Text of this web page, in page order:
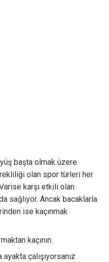
başta olmak üzere
olan spor türleri her
karşı etkili olan
sağlıyor. Ancak bacaklarla
ise kaçınmak
kaçının.
çalışıyorsanız